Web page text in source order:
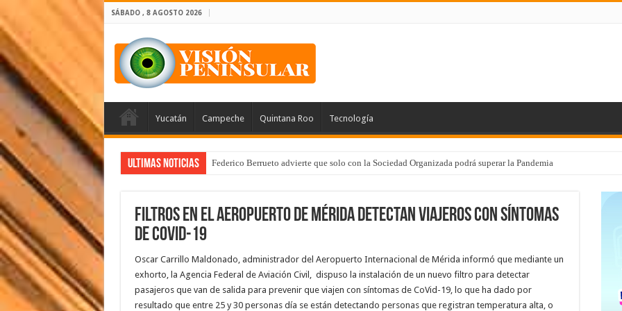
SÁBADO , 8 AGOSTO 2026
Yucatán Campeche Quintana Roo Tecnología
Ultimas Noticias Federico Berrueto advierte que solo con la Sociedad Organizada podrá superar la Pandemia
Filtros en el aeropuerto de Mérida detectan viajeros con síntomas
de CoVid-19
Oscar Carrillo Maldonado, administrador del Aeropuerto Internacional de Mérida informó que mediante un
exhorto, la Agencia Federal de Aviación Civil, dispuso la instalación de un nuevo filtro para detectar
pasajeros que van de salida para prevenir que viajen con síntomas de CoVid-19, lo que ha dado por
resultado que entre 25 y 30 personas día se están detectando personas que registran temperatura alta, o